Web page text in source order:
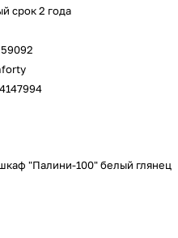
срок 2 года
"Палини-100" белый глянец